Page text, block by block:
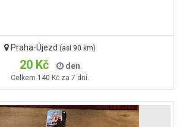
Praha-Újezd (asi 90 km)
20 Kč den
Celkem 140 Kč za 7 dní.